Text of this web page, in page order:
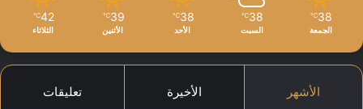
38
℃
الجمعة
38
℃
السبت
38
℃
الأحد
39
℃
الأثنين
42
℃
الثلاثاء
الأشهر الأخيرة تعليقات